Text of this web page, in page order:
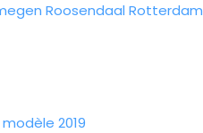
Roosendaal Rotterdam
2019